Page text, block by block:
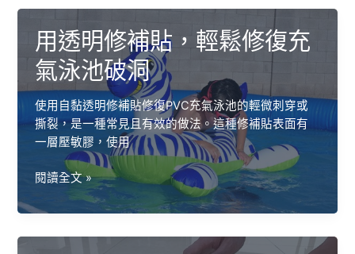
密
封
膠
的
大
大
用透明修補貼，輕鬆修復充
氣泳池破洞
使用自黏透明修補貼修復PVC充氣泳池的輕微刺穿或
撕裂，是一種常見且有效的做法。這種修補貼表面有
一層壓敏膠，使用
用
明
閱讀全文 »